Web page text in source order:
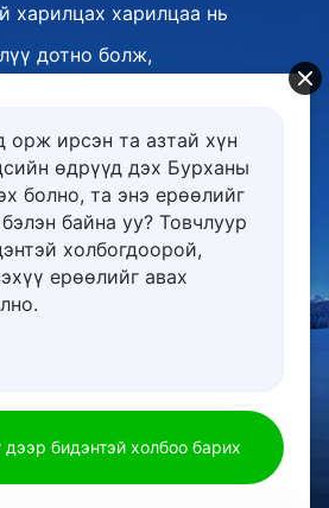
харилцах харилцаа нь
дотно болж,
улам сайн харж чаддаг.
агуу их хайр,
улам сайн харж чаддаг.
II
удаа цэвэршүүлэлт туулж,
орж ирсэн та азтай хүн
өдрүүд дэх Бурханы
болно, та энэ ерѳѳлийг
байна уу? Товчлуур
холбогдоорой,
ерѳѳлийг авах
дээр бидэнтэй холбоо барих